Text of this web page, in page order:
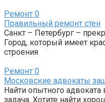
Ремонт 0
Правильный ремонт стен
Санкт – Петербург –
Город, который имеет
строения
Ремонт 0
Московские адвокаты
Найти опытного
задача. Хотите найти